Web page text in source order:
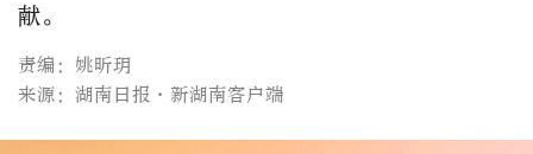
献。
责编：姚昕玥
来源：湖南日报·新湖南客户端